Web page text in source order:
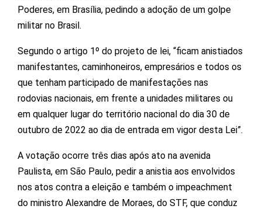
Poderes, em Brasília, pedindo a adoção de um golpe
militar no Brasil.
Segundo o artigo 1º do projeto de lei, “ficam anistiados
manifestantes, caminhoneiros, empresários e todos os
que tenham participado de manifestações nas
rodovias nacionais, em frente a unidades militares ou
em qualquer lugar do território nacional do dia 30 de
outubro de 2022 ao dia de entrada em vigor desta Lei”.
A votação ocorre três dias após ato na avenida
Paulista, em São Paulo, pedir a anistia aos envolvidos
nos atos contra a eleição e também o impeachment
do ministro Alexandre de Moraes, do STF, que conduz